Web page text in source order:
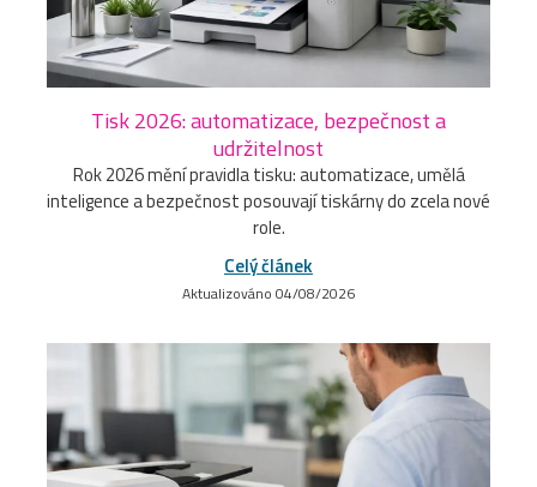
Tisk 2026: automatizace, bezpečnost a
udržitelnost
Rok 2026 mění pravidla tisku: automatizace, umělá
inteligence a bezpečnost posouvají tiskárny do zcela nové
role.
Celý článek
Aktualizováno 04/08/2026